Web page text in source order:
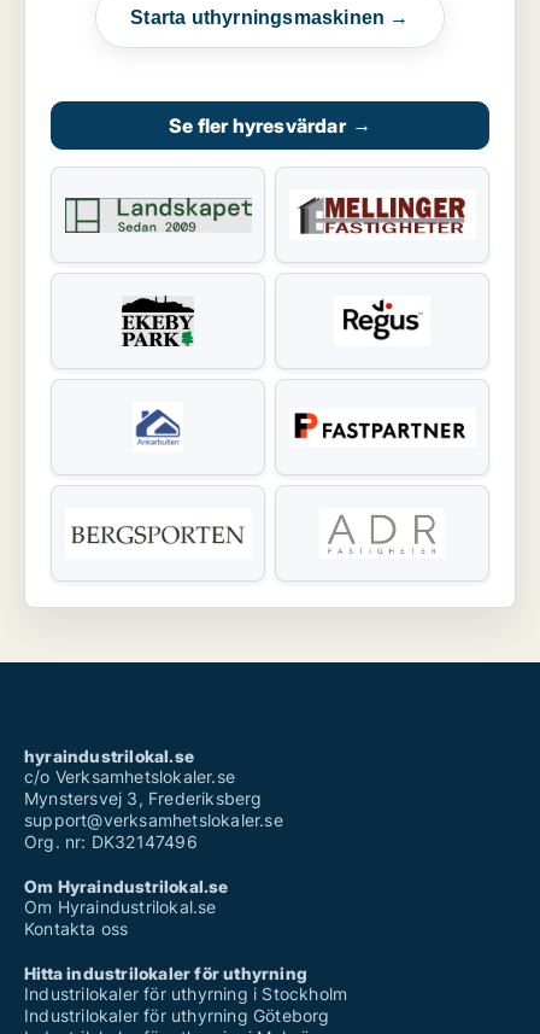
Starta uthyrningsmaskinen →
Se fler hyresvärdar →
hyraindustrilokal.se
c/o Verksamhetslokaler.se
Mynstersvej 3, Frederiksberg
support@verksamhetslokaler.se
Org. nr: DK32147496
Om Hyraindustrilokal.se
Om Hyraindustrilokal.se
Kontakta oss
Hitta industrilokaler för uthyrning
Industrilokaler för uthyrning i Stockholm
Industrilokaler för uthyrning Göteborg